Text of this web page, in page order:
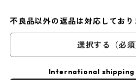
不良品以外の返品は対応しており
選択する（必須
International shipping